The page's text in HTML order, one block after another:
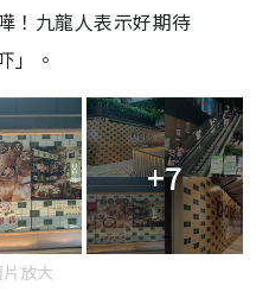
！九龍人表示好期待
」。
+7
放大